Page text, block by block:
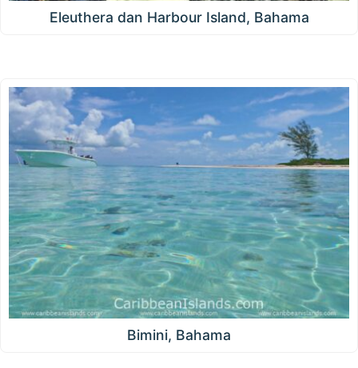
Eleuthera dan Harbour Island, Bahama
Bimini, Bahama